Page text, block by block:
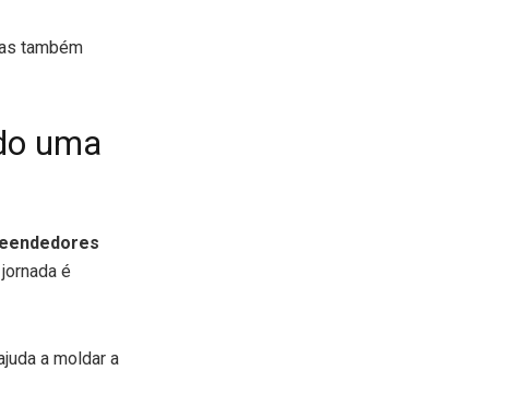
também
uma
é
a moldar a